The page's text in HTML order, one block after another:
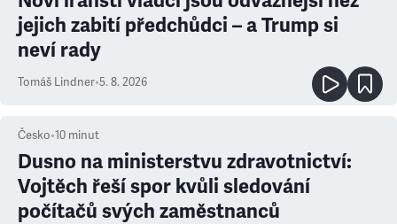
jejich zabití předchůdci – a Trump si
neví rady
Tomáš Lindner•5. 8. 2026
Česko•10 minut
Dusno na ministerstvu zdravotnictví:
Vojtěch řeší spor kvůli sledování
počítačů svých zaměstnanců